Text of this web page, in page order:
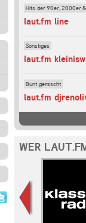
Hits der 90er, 2000er
laut.fm line
Sonstiges
laut.fm
Bunt gemischt
laut.fm
WER